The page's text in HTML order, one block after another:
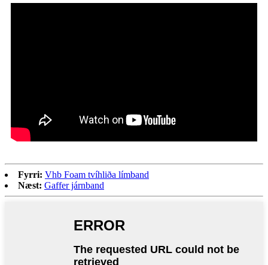
Fyrri: Vhb Foam tvíhliða límband
Næst: Gaffer járnband